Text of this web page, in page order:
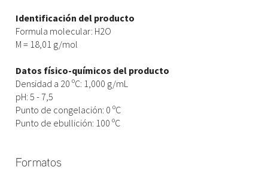
Identificación del producto
Formula molecular: H2O
M = 18,01 g/mol
Datos físico-químicos del producto
Densidad a 20 ºC: 1,000 g/mL
pH: 5 - 7,5
Punto de congelación: 0 ºC
Punto de ebullición: 100 ºC
Formatos